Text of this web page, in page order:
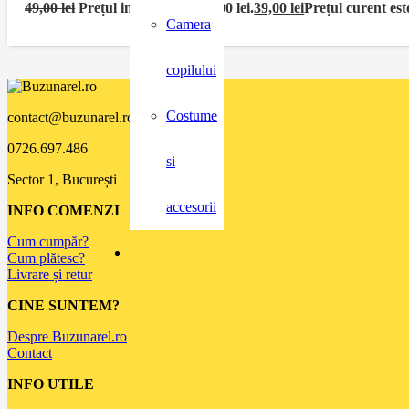
Camera
copilului
Costume
si
accesorii
49,00lei Prețul inițial a fost: 49,00 lei.39,00leiPrețul curent
contact@buzunarel.ro
0726.697.486
Sector 1, București
INFO COMENZI
Cum cumpăr?
Cum plătesc?
Livrare și retur
CINE SUNTEM?
Despre Buzunarel.ro
Contact
INFO UTILE